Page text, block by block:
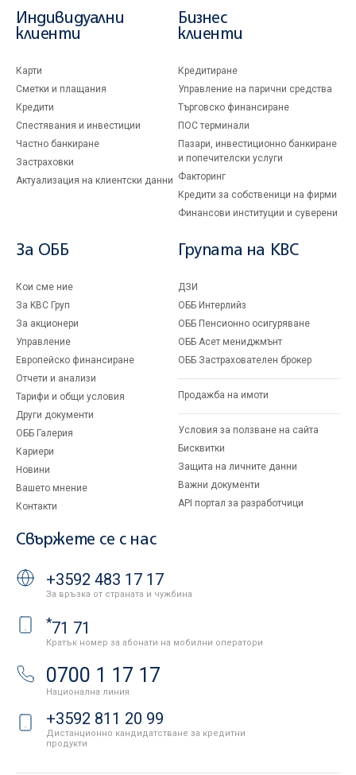
Индивидуални
клиенти
Карти
Сметки и плащания
Кредити
Спестявания и инвестиции
Частно банкиране
Застраховки
Актуализация на клиентски данни
Бизнес
клиенти
Кредитиране
Управление на парични средства
Търговско финансиране
ПОС терминали
Пазари, инвестиционно банкиране
и попечителски услуги
Факторинг
Кредити за собственици на фирми
Финансови институции и суверени
За ОББ
Кои сме ние
За KBC Груп
За акционери
Управление
Европейско финансиране
Отчети и анализи
Тарифи и общи условия
Други документи
ОББ Галерия
Кариери
Новини
Вашето мнение
Контакти
Групата на KBC
ДЗИ
ОББ Интерлийз
ОББ Пенсионно осигуряване
ОББ Асет мениджмънт
ОББ Застрахователен брокер
Продажба на имоти
Условия за ползване на сайта
Бисквитки
Защита на личните данни
Важни документи
API портал за разработчици
Свържете се с нас
+3592 483 17 17
За връзка от страната и чужбина
*71 71
Кратък номер за абонати на мобилни оператори
0700 1 17 17
Национална линия
+3592 811 20 99
Дистанционно кандидатстване за кредитни
продукти